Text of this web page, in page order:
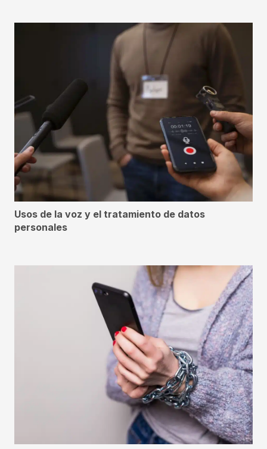
Usos de la voz y el tratamiento de datos
personales